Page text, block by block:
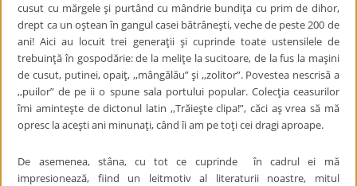
cusut cu mărgele şi purtând cu mândrie bundiţa cu prim de dihor,
drept ca un oştean în gangul casei bătrâneşti, veche de peste 200 de
ani! Aici au locuit trei generaţii şi cuprinde toate ustensilele de
trebuinţă în gospodărie: de la meliţe la sucitoare, de la fus la maşini
de cusut, putinei, opaiţ, ,,mângălău” şi ,,zolitor”. Povestea nescrisă a
,,puilor” de pe ii o spune sala portului popular. Colecţia ceasurilor
îmi aminteşte de dictonul latin ,,Trăieşte clipa!”, căci aş vrea să mă
opresc la aceşti ani minunaţi, când îi am pe toţi cei dragi aproape.
De asemenea, stâna, cu tot ce cuprinde în cadrul ei mă
impresionează, fiind un leitmotiv al literaturii noastre, mitul